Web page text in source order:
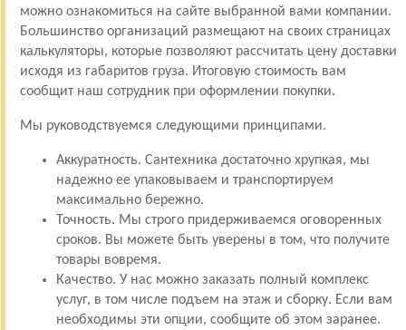
можно ознакомиться на сайте выбранной вами компании.
Большинство организаций размещают на своих страницах
калькуляторы, которые позволяют рассчитать цену доставки
исходя из габаритов груза. Итоговую стоимость вам
сообщит наш сотрудник при оформлении покупки.
Мы руководствуемся следующими принципами.
Аккуратность. Сантехника достаточно хрупкая, мы
надежно ее упаковываем и транспортируем
максимально бережно.
Точность. Мы строго придерживаемся оговоренных
сроков. Вы можете быть уверены в том, что получите
товары вовремя.
Качество. У нас можно заказать полный комплекс
услуг, в том числе подъем на этаж и сборку. Если вам
необходимы эти опции, сообщите об этом заранее.